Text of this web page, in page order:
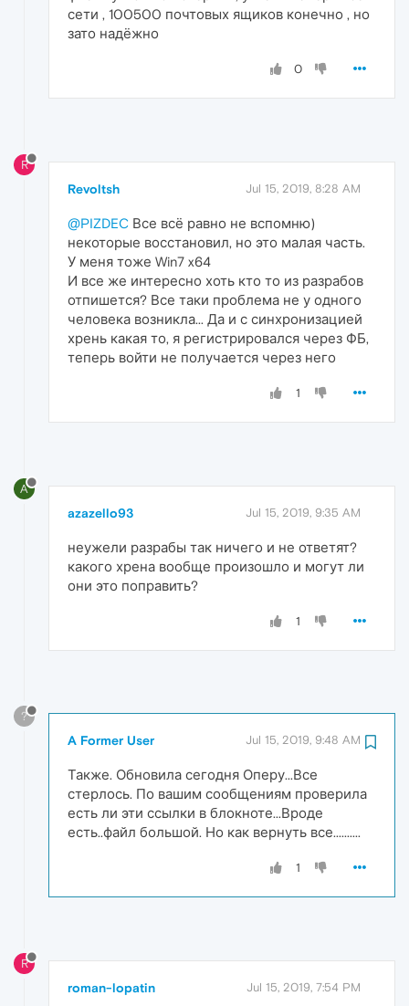
сети , 100500 почтовых ящиков конечно , но
зато надёжно
0
R
Revoltsh Jul 15, 2019, 8:28 AM
@PIZDEC Все всё равно не вспомню)
некоторые восстановил, но это малая часть.
У меня тоже Win7 x64
И все же интересно хоть кто то из разрабов
отпишется? Все таки проблема не у одного
человека возникла... Да и с синхронизацией
хрень какая то, я регистрировался через ФБ,
теперь войти не получается через него
1
A
azazello93 Jul 15, 2019, 9:35 AM
неужели разрабы так ничего и не ответят?
какого хрена вообще произошло и могут ли
они это поправить?
1
?
A Former User Jul 15, 2019, 9:48 AM
Также. Обновила сегодня Оперу...Все
стерлось. По вашим сообщениям проверила
есть ли эти ссылки в блокноте...Вроде
есть..файл большой. Но как вернуть все..........
1
R
roman-lopatin Jul 15, 2019, 7:54 PM